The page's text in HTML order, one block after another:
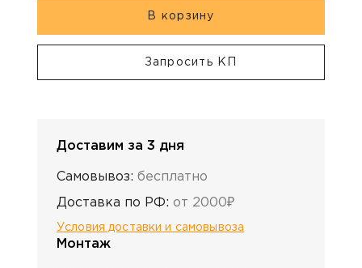
В корзину
Запросить КП
Доставим за 3 дня
Самовывоз: бесплатно
Доставка по РФ: от 2000₽
Условия доставки и самовывоза
Монтаж